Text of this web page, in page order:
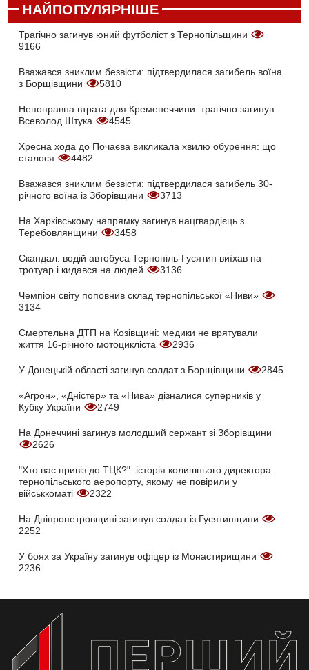
НАЙПОПУЛЯРНІШЕ
Трагічно загинув юний футболіст з Тернопільщини
9166
Вважався зниклим безвісти: підтвердилася загибель воїна
з Борщівщини
5810
Непоправна втрата для Кременеччини: трагічно загинув
Всеволод Штука
4545
Хресна хода до Почаєва викликала хвилю обурення: що
сталося
4482
Вважався зниклим безвісти: підтвердилася загибель 30-
річного воїна із Зборівщини
3713
На Харківському напрямку загинув нацгвардієць з
Теребовлянщини
3458
Скандал: водій автобуса Тернопіль-Гусятин виїхав на
тротуар і кидався на людей
3136
Чемпіон світу поповнив склад тернопільської «Ниви»
3134
Смертельна ДТП на Козівщині: медики не врятували
життя 16-річного мотоцикліста
2936
У Донецькій області загинув солдат з Борщівщини 2845
«Агрон», «Дністер» та «Нива» дізналися суперників у
Кубку України
2749
На Донеччині загинув молодший сержант зі Зборівщини
2626
"Хто вас привіз до ТЦК?": історія колишнього директора
тернопільського аеропорту, якому не повірили у
військкоматі
2322
На Дніпропетровщині загинув солдат із Гусятинщини
2252
У боях за Україну загинув офіцер із Монастирищини
2236